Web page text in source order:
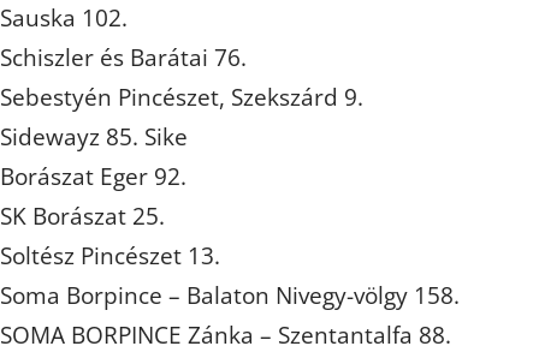
Sauska 102.
Schiszler és Barátai 76.
Sebestyén Pincészet, Szekszárd 9.
Sidewayz 85. Sike
Borászat Eger 92.
SK Borászat 25.
Soltész Pincészet 13.
Soma Borpince – Balaton Nivegy-völgy 158.
SOMA BORPINCE Zánka – Szentantalfa 88.